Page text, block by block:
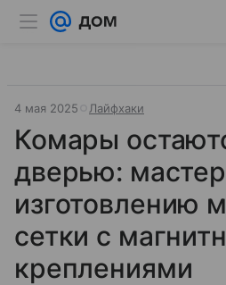
4 мая 2025 Лайфхаки
Комары
дверью:
изготовлению
сетки с
креплениями